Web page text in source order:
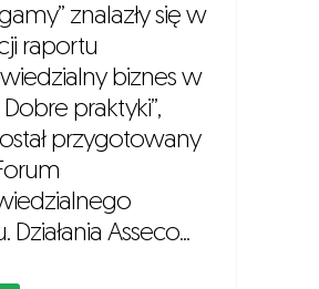
znalazły się w
raportu
biznes w
Dobre praktyki”,
przygotowany
Działania Asseco...